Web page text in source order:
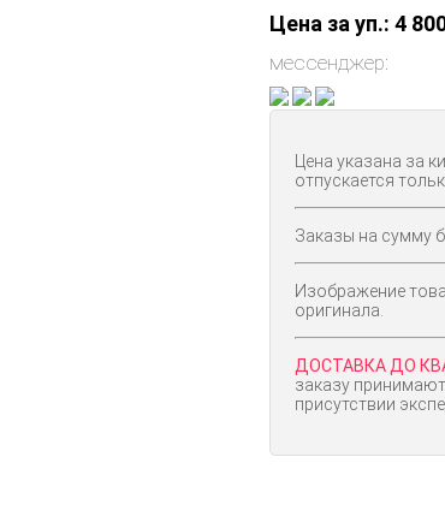
Цена за уп.: 4
мессенджер:
Цена указана за
отпускается
Заказы на сумму
Изображение
оригинала.
ДОСТАВКА ДО
заказу
присутствии